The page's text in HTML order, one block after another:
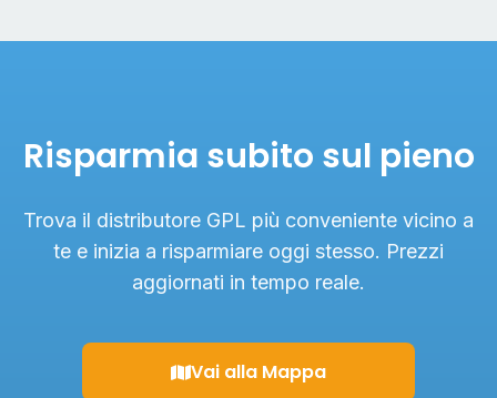
Risparmia subito sul pieno
Trova il distributore GPL più conveniente vicino a
te e inizia a risparmiare oggi stesso. Prezzi
aggiornati in tempo reale.
Vai alla Mappa